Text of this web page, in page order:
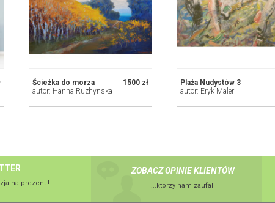
1500 zł
Ścieżka do morza
autor: Hanna Ruzhynska
Plaża Nudystów 3
autor: Eryk Maler
na prezent !
ZOBACZ OPINIE KLIENTÓW
...którzy nam zaufali